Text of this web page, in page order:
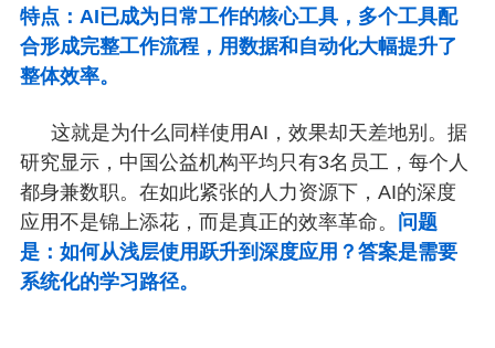
特点：AI已成为日常工作的核心工具，多个工具配
合形成完整工作流程，用数据和自动化大幅提升了
整体效率。
这就是为什么同样使用AI，效果却天差地别。据
研究显示，中国公益机构平均只有3名员工，每个人
都身兼数职。在如此紧张的人力资源下，AI的深度
应用不是锦上添花，而是真正的效率革命。
问题
是：如何从浅层使用跃升到深度应用？答案是需要
系统化的学习路径。